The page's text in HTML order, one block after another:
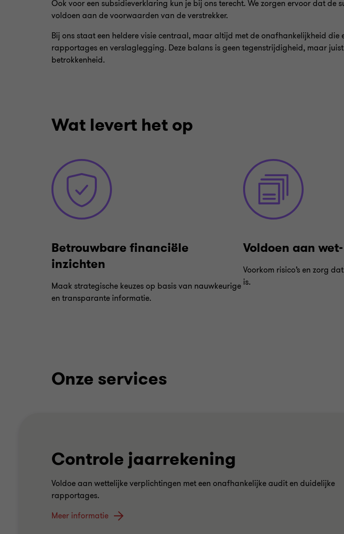
Ook voor een subsidieverklaring kun je bij ons terecht. We zorgen ervoor dat de
voldoen aan de voorwaarden van de verstrekker.
Bij ons staat een heldere visie centraal, maar altijd met de onafhankelijkheid die
rapportages en verslaglegging. Deze balans is geen tegenstrijdigheid, maar
betrokkenheid.
Wat levert het op
Betrouwbare financiële
inzichten
Maak strategische keuzes op basis van nauwkeurige
en transparante informatie.
Voldoen aan
Voorkom risico’s en zorg
is.
Onze services
Controle jaarrekening
Voldoe aan wettelijke verplichtingen met een onafhankelijke audit en duidelijke
rapportages.
Meer informatie